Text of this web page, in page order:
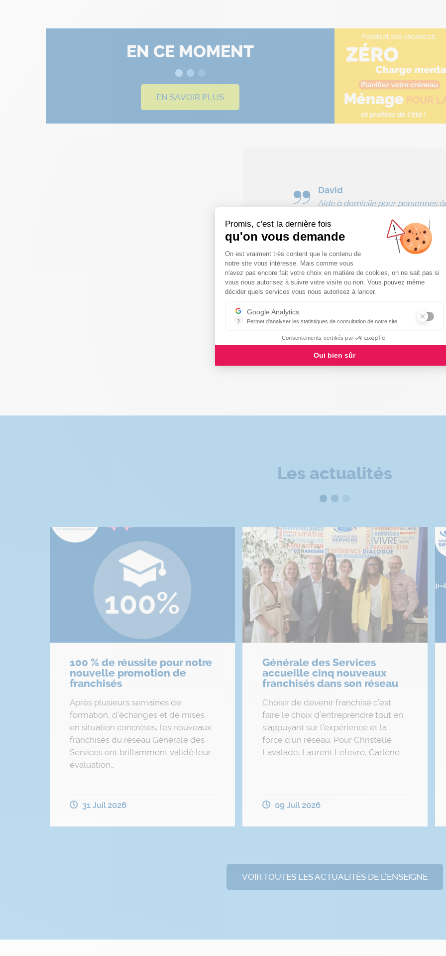
EN CE MOMENT
EN SAVOIR PLUS
Previous
Jardin propre et soigné par notre jardinier employé par
l’agence de Toulon. Nous appelons le responsable de
l’agence et nous conve0s rapidement une date pour
David
Aide à domicile pour personnes
Grâce aux aides à domicile
sommes plus rassurés. Les
accompagnent en sortie
idéal pour leur faire faire un
Next
Les actualités
100 % de réussite pour notre
nouvelle promotion de
franchisés
Après plusieurs semaines de
formation, d’échanges et de mises
en situation concrètes, les nouveaux
franchisés du réseau Générale des
Services ont brillamment validé leur
évaluation…
31 Juil 2026
Générale des Services
accueille cinq nouveaux
franchisés dans son réseau
Choisir de devenir franchisé c’est
faire le choix d’entreprendre tout en
s’appuyant sur l’expérience et la
force d’un réseau. Pour Christelle
Lavalade, Laurent Lefevre, Carlène…
09 Juil 2026
VOIR TOUTES LES ACTUALITÉS DE L'ENSEIGNE
Promis, c'est la dernière fois
qu'on vous demande
Plateforme de Gestion du
On est vraiment très content que le contenu de
notre site vous intéresse. Mais comme vous
n'avez pas encore fait votre choix en matière de cookies, on ne sait pas si
vous nous autorisez à suivre votre visite ou non. Vous pouvez même
décider quels services vous nous autorisez à lancer.
?
Google Analytics
Permet d'analyser les statistiques de consultation de notre site
Consentements certifiés par
Oui bien sûr
Axeptio consent